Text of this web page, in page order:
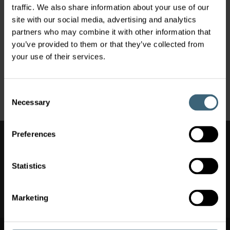
traffic. We also share information about your use of our
site with our social media, advertising and analytics
partners who may combine it with other information that
you’ve provided to them or that they’ve collected from
your use of their services.
Selection
Necessary
Preferences
Statistics
Marketing
Gebäudebelüftung und -klimatisierung,
Präzisionsklimatisierung, Rechenzentren und
hochspezialisierte, industrielle Anwendungen – wir heißen
Sie herzlich auf unserem Stand willkommen.Verpassen Sie
nicht die Weltpremiereeiner revolutionären Technologie
im Bereich der Luftstromregelung.
eCO TOP Lüftungseinheit | FläktGroup
Rechenzentren im Transformationsprozess:...